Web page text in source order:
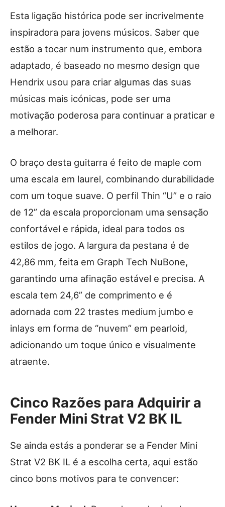
Esta ligação histórica pode ser incrivelmente
inspiradora para jovens músicos. Saber que
estão a tocar num instrumento que, embora
adaptado, é baseado no mesmo design que
Hendrix usou para criar algumas das suas
músicas mais icónicas, pode ser uma
motivação poderosa para continuar a praticar e
a melhorar.
O braço desta guitarra é feito de maple com
uma escala em laurel, combinando durabilidade
com um toque suave. O perfil Thin “U” e o raio
de 12” da escala proporcionam uma sensação
confortável e rápida, ideal para todos os
estilos de jogo. A largura da pestana é de
42,86 mm, feita em Graph Tech NuBone,
garantindo uma afinação estável e precisa. A
escala tem 24,6” de comprimento e é
adornada com 22 trastes medium jumbo e
inlays em forma de “nuvem” em pearloid,
adicionando um toque único e visualmente
atraente.
Cinco Razões para Adquirir a
Fender Mini Strat V2 BK IL
Se ainda estás a ponderar se a Fender Mini
Strat V2 BK IL é a escolha certa, aqui estão
cinco bons motivos para te convencer: